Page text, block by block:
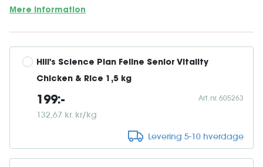
Mere information
Hill's Science Plan Feline Senior Vitality
Chicken & Rice 1,5 kg
199:-
132,67 kr. kr/kg
Art. nr. 605263
Levering 5-10 hverdage